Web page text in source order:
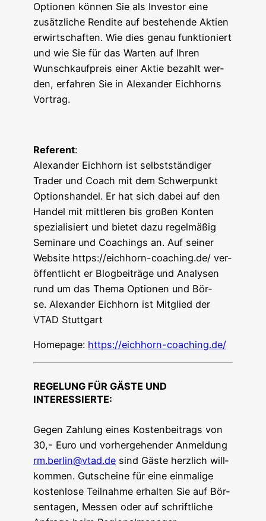
Optio­nen kön­nen Sie als Inves­tor eine
zusätz­li­che Ren­di­te auf bestehen­de Akti­en
erwirt­schaf­ten. Wie dies genau funk­tio­niert
und wie Sie für das War­ten auf Ihren
Wunsch­kauf­preis einer Aktie bezahlt wer­
den, erfah­ren Sie in Alex­an­der Eich­horns
Vortrag.
Refe­rent:
Alex­an­der Eich­horn ist selbst­stän­di­ger
Trader und Coach mit dem Schwer­punkt
Opti­ons­han­del. Er hat sich dabei auf den
Han­del mit mitt­le­ren bis gro­ßen Kon­ten
spe­zia­li­siert und bie­tet dazu regel­mä­ßig
Semi­na­re und Coa­chings an. Auf sei­ner
Web­site https://eichhorn-coaching.de/ ver­
öf­fent­licht er Blog­bei­trä­ge und Ana­ly­sen
rund um das The­ma Optio­nen und Bör­
se. Alex­an­der Eich­horn ist Mit­glied der
VTAD Stuttgart
Home­page: https://eichhorn-coaching.de/
REGELUNG FÜR GÄSTE UND
INTERESSIERTE:
Gegen Zah­lung eines Kos­ten­bei­trags von
30,- Euro und vor­her­ge­hen­der Anmel­dung
rm.berlin@vtad.de sind Gäs­te herz­lich will­
kom­men. Gut­schei­ne für eine ein­ma­li­ge
kos­ten­lo­se Teil­nah­me erhal­ten Sie auf Bör­
sen­ta­gen, Mes­sen oder auf schrift­li­che